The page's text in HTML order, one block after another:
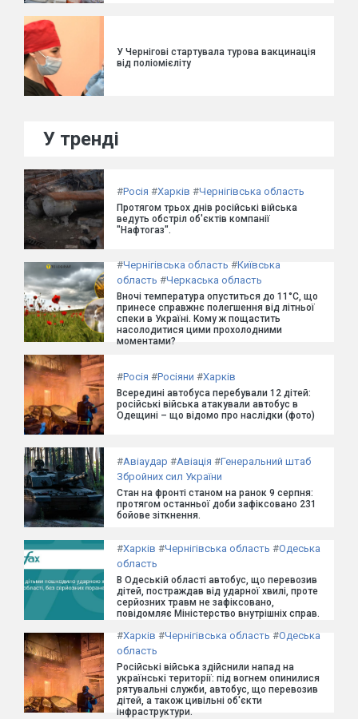
У Чернігові стартувала турова вакцинація
від поліомієліту
У тренді
#Росія #Харків #Чернігівська область
Протягом трьох днів російські війська
ведуть обстріл об'єктів компанії
"Нафтогаз".
#Чернігівська область #Київська
область #Черкаська область
Вночі температура опуститься до 11°C, що
принесе справжнє полегшення від літньої
спеки в Україні. Кому ж пощастить
насолодитися цими прохолодними
моментами?
#Росія #Росіяни #Харків
Всередині автобуса перебували 12 дітей:
російські війська атакували автобус в
Одещині – що відомо про наслідки (фото)
#Авіаудар #Авіація #Генеральний штаб
Збройних сил України
Стан на фронті станом на ранок 9 серпня:
протягом останньої доби зафіксовано 231
бойове зіткнення.
#Харків #Чернігівська область #Одеська
область
В Одеській області автобус, що перевозив
дітей, постраждав від ударної хвилі, проте
серйозних травм не зафіксовано,
повідомляє Міністерство внутрішніх справ.
#Харків #Чернігівська область #Одеська
область
Російські війська здійснили напад на
українські території: під вогнем опинилися
рятувальні служби, автобус, що перевозив
дітей, а також цивільні об'єкти
інфраструктури.